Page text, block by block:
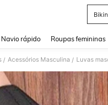
Navio rápido Roupas femininas
/ Acessórios Masculina / Luvas